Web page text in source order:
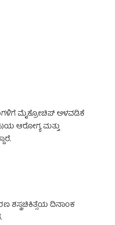
ಮೈಕ್ರೋಚಿಪ್ ಅಳವಡಿಕೆ
ಆರೋಗ್ಯ ಮತ್ತು
ಶಸ್ತ್ರಚಿಕಿತ್ಸೆಯ ದಿನಾಂಕ